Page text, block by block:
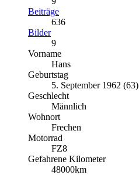
Beiträge
636
Bilder
9
Vorname
Hans
Geburtstag
5. September 1962 (63)
Geschlecht
Männlich
Wohnort
Frechen
Motorrad
FZ8
Gefahrene Kilometer
48000km